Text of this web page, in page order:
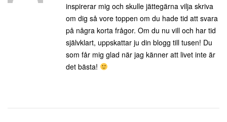
inspirerar mig och skulle jättegärna vilja skriva
om dig så vore toppen om du hade tid att svara
på några korta frågor. Om du nu vill och har tid
självklart, uppskattar ju din blogg till tusen! Du
som får mig glad när jag känner att livet inte är
det bästa!